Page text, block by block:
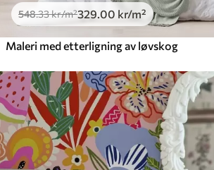
548.33kr/m²329.00 kr/m²
Maleri med etterligning av løvskog